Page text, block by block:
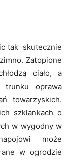
tak skutecznie
Zatopione
ciało, a
trunku oprawa
towarzyskich.
szklankach o
w wygodny w
może
w ogrodzie